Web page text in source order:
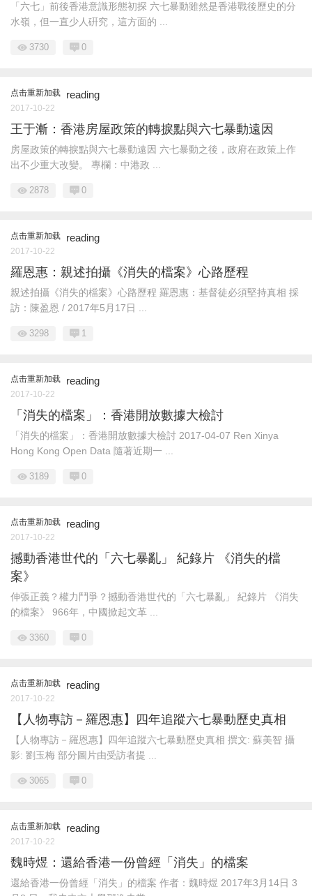
「六七」前後香港意識形態初探 六七暴動雖然是香港戰後歷史的分
水嶺，但一直少人硏究，這方面的 ...
3730 0
点击重新加载 reading
2017-10-22
王于漸：香港房屋政策的轉捩點與六七暴動遠因
房屋政策的轉捩點與六七暴動遠因 六七暴動之後，政府在政策上作
出不少重大改變。 專欄：中港政 ...
2878 0
点击重新加载 reading
2017-10-22
羅恩惠：親述拍攝《消失的檔案》心路歷程
親述拍攝《消失的檔案》心路歷程 羅恩惠：基督徒必須堅持真相 採
訪：陳盈恩 / 2017年5月17日 ...
3298 1
点击重新加载 reading
2017-10-22
「消失的檔案」：香港開放數據大檢討
「消失的檔案」：香港開放數據大檢討 2017-04-07 Ren Xinya
Hong Kong Open Data 隨著近期一 ...
3189 0
点击重新加载 reading
2017-10-22
撼動香港世代的「六七暴亂」 紀錄片 《消失的檔
案》
伸張正義？權力鬥爭？撼動香港世代的「六七暴亂」 紀錄片 《消失
的檔案》 966年，中國掀起文革 ...
3360 0
点击重新加载 reading
2017-10-22
【人物專訪－羅恩惠】四年追蹤六七暴動歷史真相
【人物專訪－羅恩惠】四年追蹤六七暴動歷史真相 撰文: 蘇美智 攝
影: 劉玉梅 部分圖片由受訪者提 ...
3065 0
点击重新加载 reading
2017-10-22
魏時煜：還給香港一份曾經「消失」的檔案
還給香港一份曾經「消失」的檔案 作者：魏時煜 2017年3月14日 3